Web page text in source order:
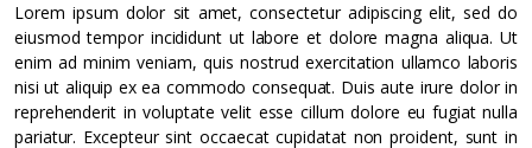
Lorem ipsum dolor sit amet, consectetur adipiscing elit, sed do
eiusmod tempor incididunt ut labore et dolore magna aliqua. Ut
enim ad minim veniam, quis nostrud exercitation ullamco laboris
nisi ut aliquip ex ea commodo consequat. Duis aute irure dolor in
reprehenderit in voluptate velit esse cillum dolore eu fugiat nulla
pariatur. Excepteur sint occaecat cupidatat non proident, sunt in